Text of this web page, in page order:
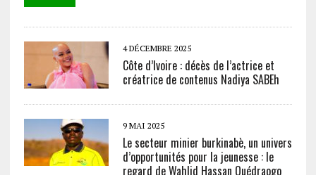
4 DÉCEMBRE 2025
Côte d’Ivoire : décès de l’actrice et
créatrice de contenus Nadiya SABEh
9 MAI 2025
Le secteur minier burkinabè, un univers
d’opportunités pour la jeunesse : le
regard de Wahlid Hassan Ouédraogo